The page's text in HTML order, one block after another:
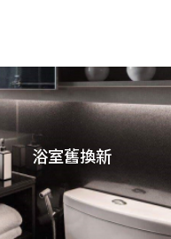
浴室舊換新